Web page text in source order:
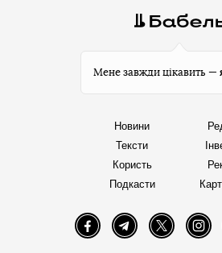
Мене завжди цікавить —
Новини
Тексти
Користь
Подкасти
FacebookTelegramTwitter